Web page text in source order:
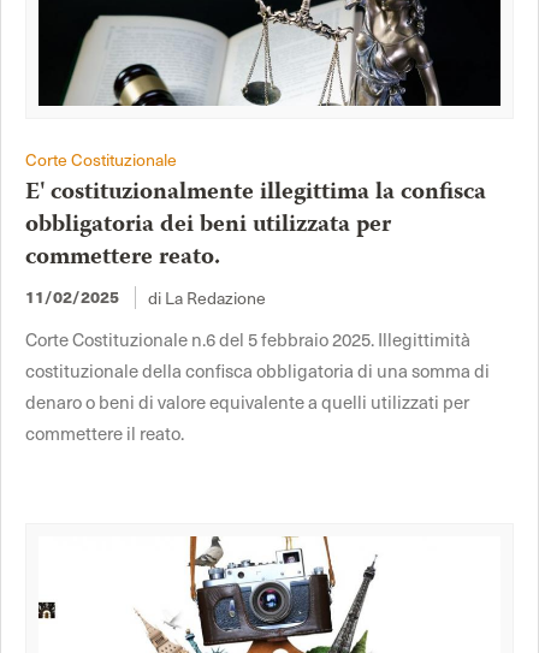
Corte Costituzionale
E' costituzionalmente illegittima la confisca
obbligatoria dei beni utilizzata per
commettere reato.
11/02/2025 di La Redazione
Corte Costituzionale n.6 del 5 febbraio 2025. Illegittimità
costituzionale della confisca obbligatoria di una somma di
denaro o beni di valore equivalente a quelli utilizzati per
commettere il reato.